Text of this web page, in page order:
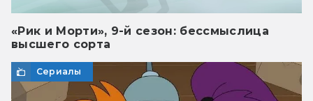
«Рик и Морти», 9-й сезон: бессмыслица
высшего сорта
Сериалы